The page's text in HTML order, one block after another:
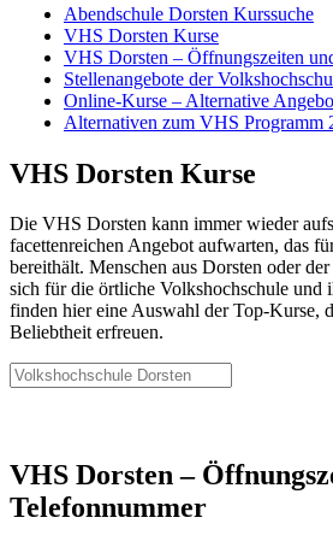
Abendschule Dorsten Kurssuche
VHS Dorsten Kurse
VHS Dorsten – Öffnungszeiten
Stellenangebote der
Online-Kurse – Alternative
Alternativen zum VHS Programm
VHS Dorsten Kurse
Die VHS Dorsten kann immer wieder
facettenreichen Angebot aufwarten, das
bereithält. Menschen aus Dorsten oder
sich für die örtliche Volkshochschule und
finden hier eine Auswahl der Top-Kurse,
Beliebtheit erfreuen.
VHS Dorsten –
Telefonnummer